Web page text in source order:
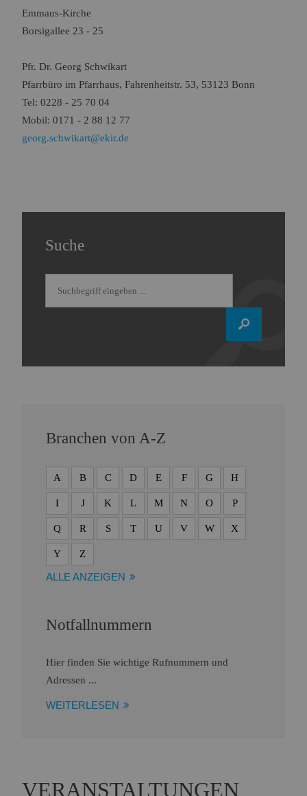
Emmaus-Kirche
Borsigallee 23 - 25
Pfr. Dr. Georg Schwikart
Pfarrbüro im Pfarrhaus, Fahrenheitstr. 53, 53123 Bonn
Tel: 0228 - 25 70 04
Mobil: 0171 - 2 88 12 77
georg.schwikart@ekir.de
Suche
Branchen von A-Z
A B C D E F G H
I J K L M N O P
Q R S T U V W X
Y Z
ALLE ANZEIGEN
Notfallnummern
Hier finden Sie wichtige Rufnummern und
Adressen ...
WEITERLESEN
VERANSTALTUNGEN